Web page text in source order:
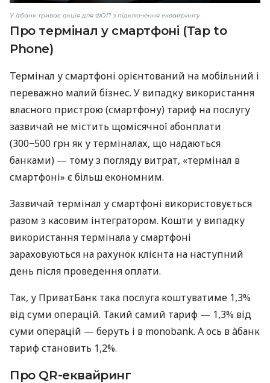
У àбанк триває акція для ФОП з підключення еквайрингу
Про термінал у смартфоні (Tap to
Phone)
Термінал у смартфоні орієнтований на мобільний і
переважно малий бізнес. У випадку використання
власного пристрою (смартфону) тариф на послугу
зазвичай не містить щомісячної абонплати
(300−500 грн як у терміналах, що надаються
банками) — тому з погляду витрат, «термінал в
смартфоні» є більш економним.
Зазвичай термінал у смартфоні використовується
разом з касовим інтегратором. Кошти у випадку
використання термінала у смартфоні
зараховуються на рахунок клієнта на наступний
день після проведення оплати.
Так, у ПриватБанк така послуга коштуватиме 1,3%
від суми операцій. Такий самий тариф — 1,3% від
суми операцій — беруть і в monobank. А ось в àбанк
тариф становить 1,2%.
Про QR-еквайринг